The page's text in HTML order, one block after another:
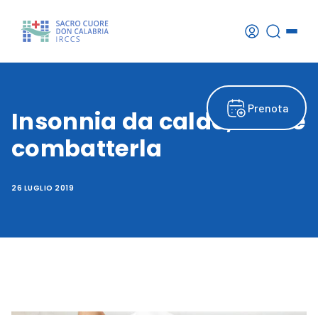
Prenota
Insonnia da caldo, come
combatterla
26 LUGLIO 2019